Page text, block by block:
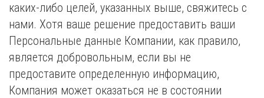
каких-либо целей, указанных выше, свяжитесь с
нами. Хотя ваше решение предоставить ваши
Персональные данные Компании, как правило,
является добровольным, если вы не
предоставите определенную информацию,
Компания может оказаться не в состоянии